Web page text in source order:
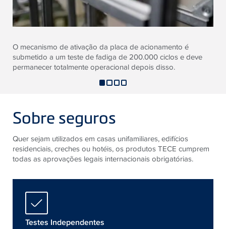
O mecanismo de ativação da placa de acionamento é
submetido a um teste de fadiga de 200.000 ciclos e deve
permanecer totalmente operacional depois disso.
Sobre seguros
Quer sejam utilizados em casas unifamiliares, edifícios
residenciais, creches ou hotéis, os produtos TECE cumprem
todas as aprovações legais internacionais obrigatórias.
Testes Independentes